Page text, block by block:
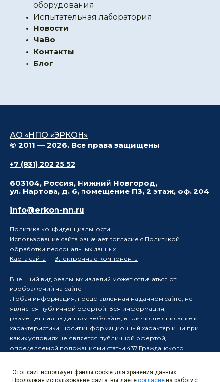
оборудования
Испытательная лаборатория
Новости
ЧаВо
Контакты
Блог
АО «НПО «ЭРКОН»
© 2011 — 2026. Все права защищены
+7 (831) 202 25 52
603104, Россия, Нижний Новгород,
ул. Нартова, д. 6, помещение П3, 2 этаж, оф. 204
info@erkon-nn.ru
Политика конфиденциальности
Использование сайта означает согласие с Политикой
обработки персональных данных
Карта сайта
Электронные компоненты
Внешний вид реальных изделий может отличаться от
изображений на сайте
Любая информация, представленная на данном сайте, не
является публичной офертой. Вся информация,
размещенная на данном веб-сайте, в том числе описание и
характеристики, носит информационный характер и ни при
каких условиях не является публичной офертой,
определяемой положениями статьи 437 Гражданского
Производитель оставляет за собой право в одностороннем
порядке вносить изменения в информацию, размещенную на
Этот сайт использует файлы cookie для хранения данных.
Продолжая использование сайта, вы даёте согласие на работу с